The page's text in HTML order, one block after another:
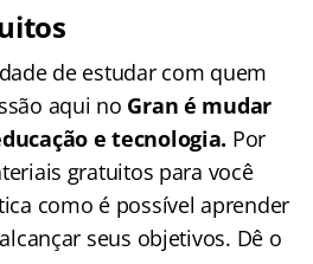
de estudar com quem
aqui no Gran é mudar
e tecnologia. Por
gratuitos para você
como é possível aprender
seus objetivos. Dê o